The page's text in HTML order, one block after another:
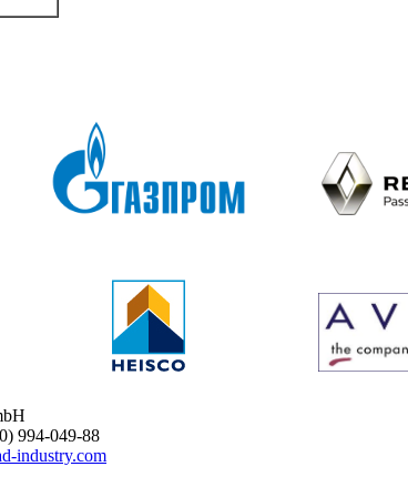
049-88
industry.com